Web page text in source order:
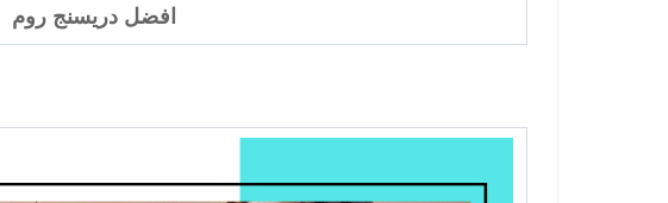
افضل دريسنج روم